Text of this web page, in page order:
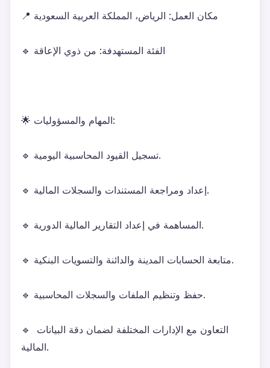
📍 مكان العمل: الرياض، المملكة العربية السعودية
🔹 الفئة المستهدفة: من ذوي الإعاقة
🌟 المهام والمسؤوليات:
🔹 تسجيل القيود المحاسبية اليومية.
🔹 إعداد ومراجعة المستندات والسجلات المالية.
🔹 المساهمة في إعداد التقارير المالية الدورية.
🔹 متابعة الحسابات المدينة والدائنة والتسويات البنكية.
🔹 حفظ وتنظيم الملفات والسجلات المحاسبية.
🔹 التعاون مع الإدارات المختلفة لضمان دقة البيانات
المالية.